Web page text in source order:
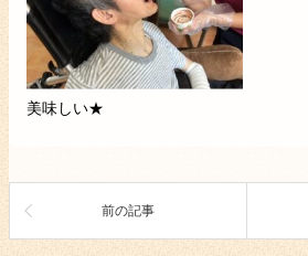
美味しい★
前の記事